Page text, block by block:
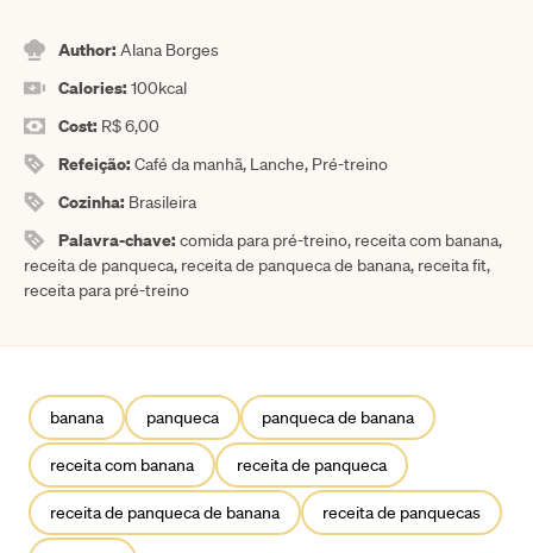
Author:Alana Borges
Calories:100kcal
Cost: R$ 6,00
Refeição:Café da manhã, Lanche, Pré-treino
Cozinha: Brasileira
Palavra-chave:comida para pré-treino, receita com banana,
receita de panqueca, receita de panqueca de banana, receita fit,
receita para pré-treino
banana panqueca panqueca de banana
receita com banana receita de panqueca
receita de panqueca de banana receita de panquecas